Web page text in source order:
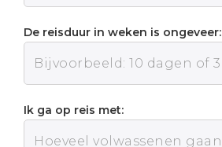
De reisduur in weken is ongeveer:
Ik ga op reis met: